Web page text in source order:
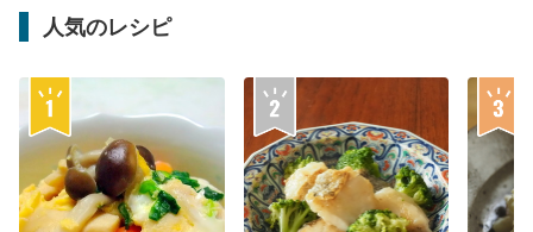
人気のレシピ